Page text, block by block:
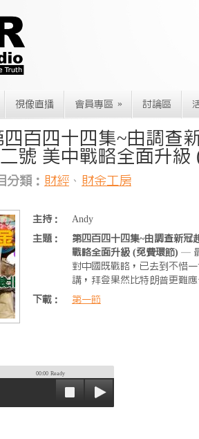
視像直播 會員專區 » 討論區
四百四十四集~由調查
號 美中戰略全面升級
分類： 財經 、 財金工房
主持：
Andy
主題：
第四百四十四集~由調查新冠
戰略全面升級 (免費環節) —
對中國既戰略，已去到不惜
講，拜登果然比特朗普更難
下載：
第一節
00:00 Ready